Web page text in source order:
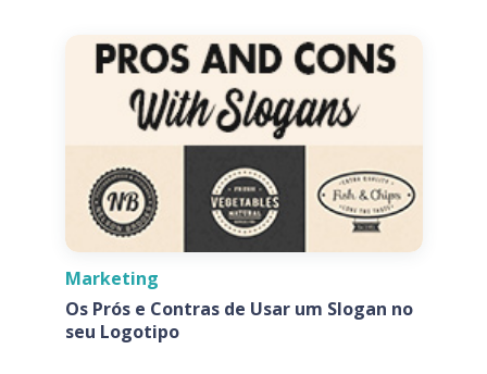
Marketing
Os Prós e Contras de Usar um Slogan no
seu Logotipo